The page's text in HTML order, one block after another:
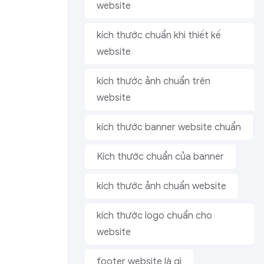
website
kích thước chuẩn khi thiết kế
website
kích thước ảnh chuẩn trên
website
kích thước banner website chuẩn
Kích thước chuẩn của banner
kích thước ảnh chuẩn website
kích thước logo chuẩn cho
website
footer website là gì